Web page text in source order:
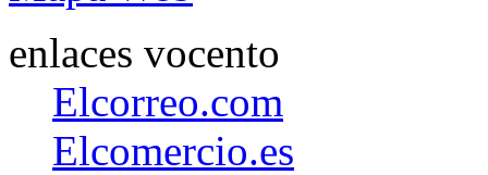
enlaces vocento
Elcorreo.com
Elcomercio.es